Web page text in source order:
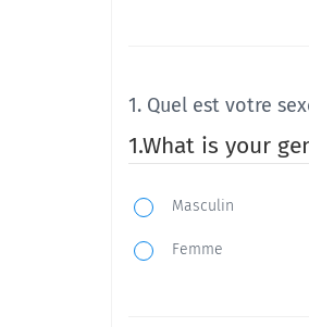
1. Quel est votre
1.What is your
Masculin
Femme